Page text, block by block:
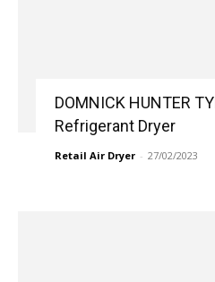
DOMNICK HUNTER
Refrigerant Dryer
Retail Air Dryer - 27/02/2023